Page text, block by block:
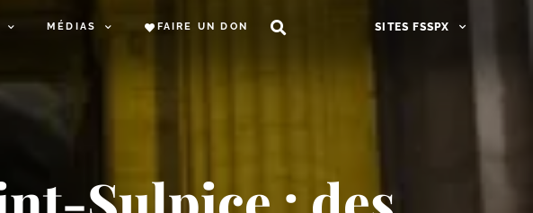
MÉDIAS FAIRE UN DON SITES FSSPX